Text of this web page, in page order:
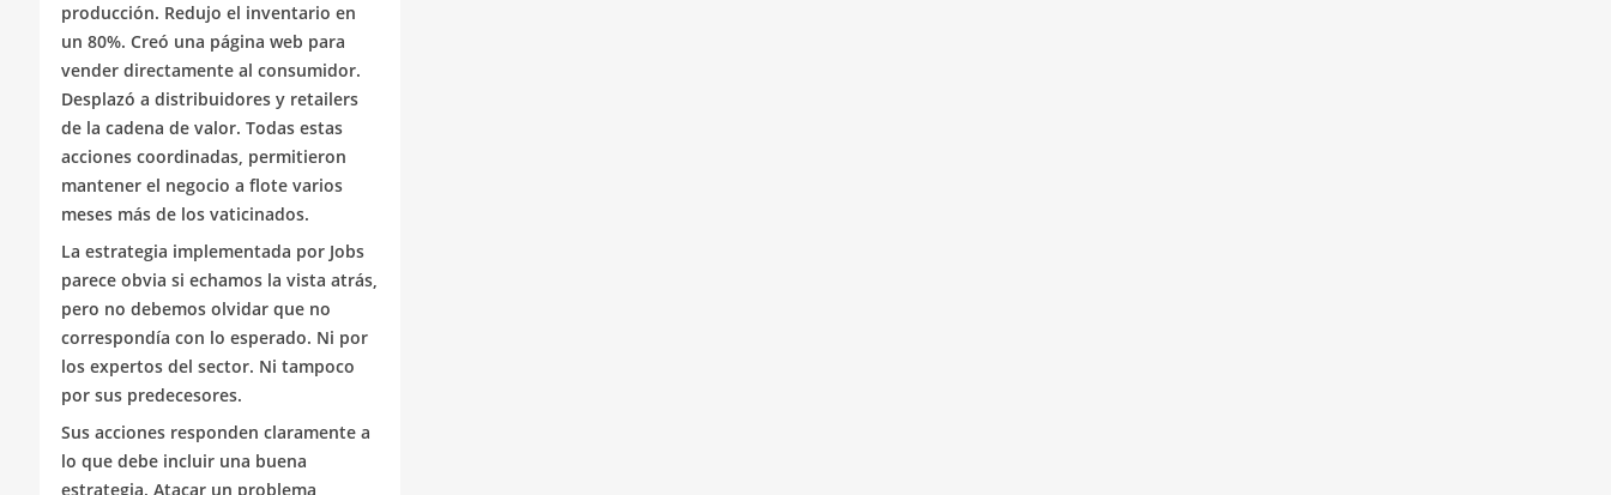
producción. Redujo el inventario en
un 80%. Creó una página web para
vender directamente al consumidor.
Desplazó a distribuidores y retailers
de la cadena de valor. Todas estas
acciones coordinadas, permitieron
mantener el negocio a flote varios
meses más de los vaticinados.
La estrategia implementada por Jobs
parece obvia si echamos la vista atrás,
pero no debemos olvidar que no
correspondía con lo esperado. Ni por
los expertos del sector. Ni tampoco
por sus predecesores.
Sus acciones responden claramente a
lo que debe incluir una buena
estrategia. Atacar un problema